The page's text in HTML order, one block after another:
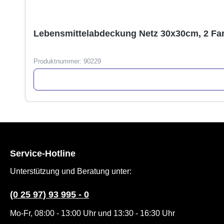
Lebensmittelabdeckung Netz 30x30cm, 2
Produktnummer: 90229
Service-Hotline
Unterstützung und Beratung unter:
(0 25 97) 93 995 - 0
Mo-Fr, 08:00 - 13:00 Uhr und 13:30 - 16:30 Uhr